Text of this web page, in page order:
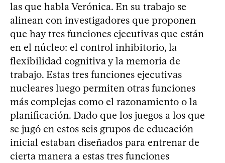
las que habla Verónica. En su trabajo se
alinean con investigadores que proponen
que hay tres funciones ejecutivas que están
en el núcleo: el control inhibitorio, la
flexibilidad cognitiva y la memoria de
trabajo. Estas tres funciones ejecutivas
nucleares luego permiten otras funciones
más complejas como el razonamiento o la
planificación. Dado que los juegos a los que
se jugó en estos seis grupos de educación
inicial estaban diseñados para entrenar de
cierta manera a estas tres funciones